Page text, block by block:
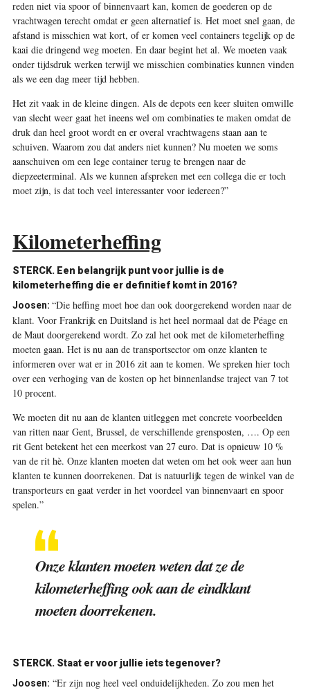
reden niet via spoor of binnenvaart kan, komen de goederen op de
vrachtwagen terecht omdat er geen alternatief is. Het moet snel gaan, de
afstand is misschien wat kort, of er komen veel containers tegelijk op de
kaai die dringend weg moeten. En daar begint het al. We moeten vaak
onder tijdsdruk werken terwijl we misschien combinaties kunnen vinden
als we een dag meer tijd hebben.
Het zit vaak in de kleine dingen. Als de depots een keer sluiten omwille
van slecht weer gaat het ineens wel om combinaties te maken omdat de
druk dan heel groot wordt en er overal vrachtwagens staan aan te
schuiven. Waarom zou dat anders niet kunnen? Nu moeten we soms
aanschuiven om een lege container terug te brengen naar de
diepzeeterminal. Als we kunnen afspreken met een collega die er toch
moet zijn, is dat toch veel interessanter voor iedereen?”
Kilometerheffing
STERCK. Een belangrijk punt voor jullie is de
kilometerheffing die er definitief komt in 2016?
Joosen: “Die heffing moet hoe dan ook doorgerekend worden naar de
klant. Voor Frankrijk en Duitsland is het heel normaal dat de Péage en
de Maut doorgerekend wordt. Zo zal het ook met de kilometerheffing
moeten gaan. Het is nu aan de transportsector om onze klanten te
informeren over wat er in 2016 zit aan te komen. We spreken hier toch
over een verhoging van de kosten op het binnenlandse traject van 7 tot
10 procent.
We moeten dit nu aan de klanten uitleggen met concrete voorbeelden
van ritten naar Gent, Brussel, de verschillende grensposten, …. Op een
rit Gent betekent het een meerkost van 27 euro. Dat is opnieuw 10 %
van de rit hè. Onze klanten moeten dat weten om het ook weer aan hun
klanten te kunnen doorrekenen. Dat is natuurlijk tegen de winkel van de
transporteurs en gaat verder in het voordeel van binnenvaart en spoor
spelen.”
Onze klanten moeten weten dat ze de
kilometerheffing ook aan de eindklant
moeten doorrekenen.
STERCK. Staat er voor jullie iets tegenover?
Joosen: “Er zijn nog heel veel onduidelijkheden. Zo zou men het